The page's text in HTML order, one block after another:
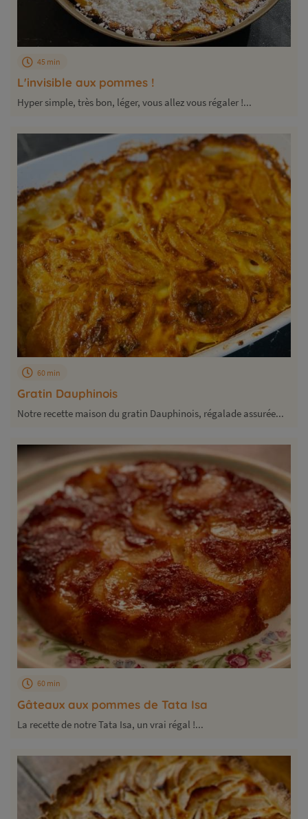
L'invisible aux pommes !
45 min
Hyper simple, très bon, léger, vous allez vous régaler !...
Gratin Dauphinois
60 min
Notre recette maison du gratin Dauphinois, régalade assurée...
Gâteaux aux pommes de Tata Isa
60 min
La recette de notre Tata Isa, un vrai régal !...